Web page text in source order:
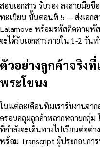
สอบเอกสาร รับรอง ลงลายมือ
ทะเบียน ขั้นตอนที่ 5 — ส่งเอกส
Lalamove พร้อมรหัสติดตามพั
จะได้รับเอกสารภายใน 1-2 วันท
ตัวอย่างลูกค้าจริงที่
พระโขนง
ในแต่ละเดือนทีมเรารับงานจา
ครอบคลุมลูกค้าหลากหลายกลุ่ม
ที่กำลังจะเดินทางไปเรียนต่อต่
พร้อม Transcript ผู้ประกอบกา